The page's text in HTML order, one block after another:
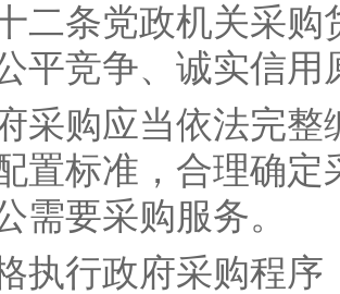
条党政机关采购
平竞争、诚实信用
购应当依法完整
置标准，合理确
需要采购服务。
行政府采购程序